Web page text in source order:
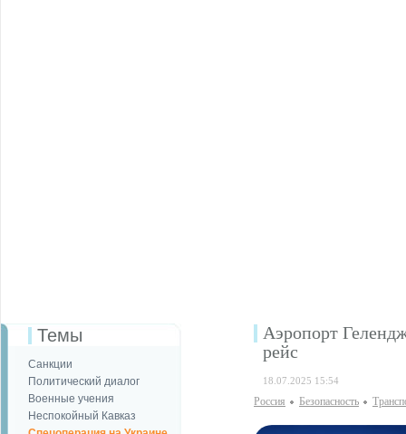
Темы
Санкции
Политический диалог
Военные учения
Неспокойный Кавказ
Аэропорт
рейс
18.07.2025 15:54
Россия Безопаcность